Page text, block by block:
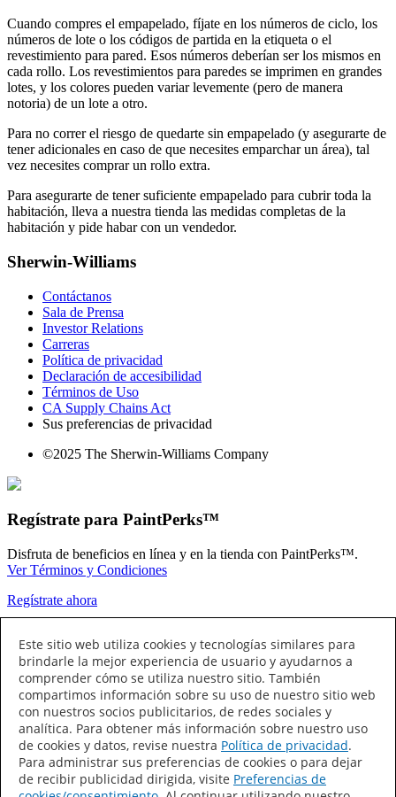
Cuando compres el empapelado, fíjate en los números de ciclo, los
números de lote o los códigos de partida en la etiqueta o el
revestimiento para pared. Esos números deberían ser los mismos en
cada rollo. Los revestimientos para paredes se imprimen en grandes
lotes, y los colores pueden variar levemente (pero de manera
notoria) de un lote a otro.
Para no correr el riesgo de quedarte sin empapelado (y asegurarte de
tener adicionales en caso de que necesites emparchar un área), tal
vez necesites comprar un rollo extra.
Para asegurarte de tener suficiente empapelado para cubrir toda la
habitación, lleva a nuestra tienda las medidas completas de la
habitación y pide habar con un vendedor.
Sherwin-Williams
Contáctanos
Sala de Prensa
Investor Relations
Carreras
Política de privacidad
Declaración de accesibilidad
Términos de Uso
CA Supply Chains Act
Sus preferencias de privacidad
©2025 The Sherwin-Williams Company
Regístrate para PaintPerks™
Disfruta de beneficios en línea y en la tienda con PaintPerks™.
Ver Términos y Condiciones
Regístrate ahora
Sherwin-Williams
Este sitio web utiliza cookies y tecnologías similares para
brindarle la mejor experiencia de usuario y ayudarnos a
comprender cómo se utiliza nuestro sitio. También
compartimos información sobre su uso de nuestro sitio web
con nuestros socios publicitarios, de redes sociales y
analítica. Para obtener más información sobre nuestro uso
de cookies y datos, revise nuestra Política de privacidad.
Para administrar sus preferencias de cookies o para dejar
de recibir publicidad dirigida, visite Preferencias de